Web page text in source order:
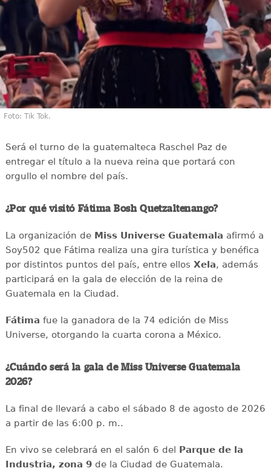
Foto: Tik Tok.
Será el turno de la guatemalteca Raschel Paz de
entregar el título a la nueva reina que portará con
orgullo el nombre del país.
¿Por qué visitó Fátima Bosh Quetzaltenango?
La organización de Miss Universe Guatemala afirmó a
Soy502 que Fátima realiza una gira turística y benéfica
por distintos puntos del país, entre ellos Xela, además
participará en la gala de elección de la reina de
Guatemala en la Ciudad.
Fátima fue la ganadora de la 74 edición de Miss
Universe, otorgando la cuarta corona a México.
¿Cuándo será la gala de Miss Universe Guatemala
2026?
La final de llevará a cabo el sábado 8 de agosto de 2026
a partir de las 6:00 p. m..
En vivo se celebrará en el salón 6 del Parque de la
Industria, zona 9de la Ciudad de Guatemala.